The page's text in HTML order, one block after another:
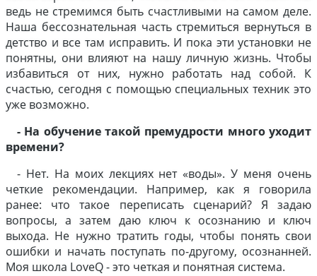
ведь не стремимся быть счастливыми на самом деле.
Наша бессознательная часть стремиться вернуться в
детство и все там исправить. И пока эти установки не
понятны, они влияют на нашу личную жизнь. Чтобы
избавиться от них, нужно работать над собой. К
счастью, сегодня с помощью специальных техник это
уже возможно.
- На обучение такой премудрости много уходит
времени?
- Нет. На моих лекциях нет «воды». У меня очень
четкие рекомендации. Например, как я говорила
ранее: что такое переписать сценарий? Я задаю
вопросы, а затем даю ключ к осознанию и ключ
выхода. Не нужно тратить годы, чтобы понять свои
ошибки и начать поступать по-другому, осознанней.
Моя школа LoveQ - это четкая и понятная система.